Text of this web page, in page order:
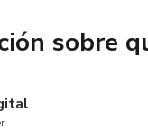
Facilita la
sobre